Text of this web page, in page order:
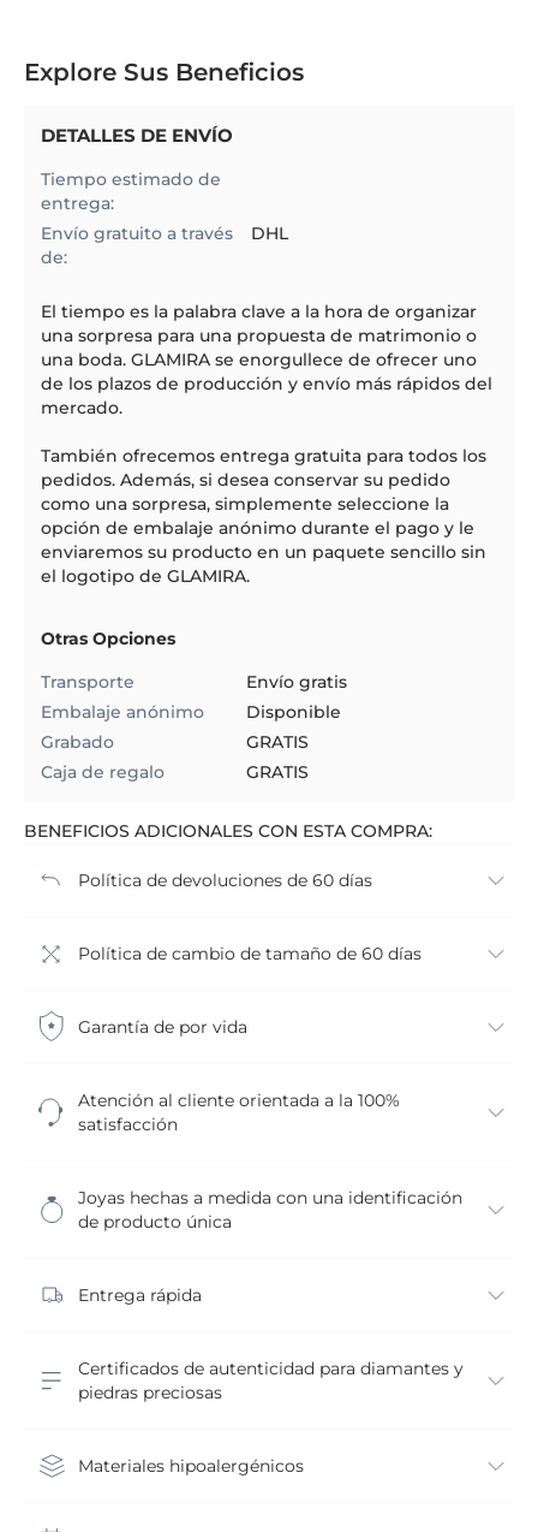
Explore Sus Beneficios
DETALLES DE ENVÍO
Tiempo estimado de
entrega:
Envío gratuito a través
de:
DHL
El tiempo es la palabra clave a la hora de organizar
una sorpresa para una propuesta de matrimonio o
una boda. GLAMIRA se enorgullece de ofrecer uno
de los plazos de producción y envío más rápidos del
mercado.
También ofrecemos entrega gratuita para todos los
pedidos. Además, si desea conservar su pedido
como una sorpresa, simplemente seleccione la
opción de embalaje anónimo durante el pago y le
enviaremos su producto en un paquete sencillo sin
el logotipo de GLAMIRA.
Otras Opciones
Transporte
Envío gratis
Embalaje anónimo
Disponible
Grabado
GRATIS
Caja de regalo
GRATIS
BENEFICIOS ADICIONALES CON ESTA COMPRA:
Política de devoluciones de 60 días
Política de cambio de tamaño de 60 días
Garantía de por vida
Atención al cliente orientada a la 100%
satisfacción
Joyas hechas a medida con una identificación
de producto única
Entrega rápida
Certificados de autenticidad para diamantes y
piedras preciosas
Materiales hipoalergénicos